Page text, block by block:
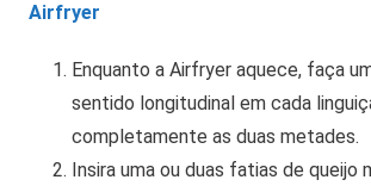
Airfryer
Enquanto a Airfryer aquece, faça
sentido longitudinal em cada
completamente as duas metades.
Insira uma ou duas fatias de queijo